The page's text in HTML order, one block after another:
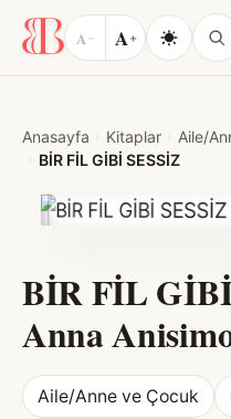
A − A+
Anasayfa Kitaplar
Aile/
BİR FİL GİBİ SESSİZ
BİR FİL
Anna
Aile/Anne ve Çocuk